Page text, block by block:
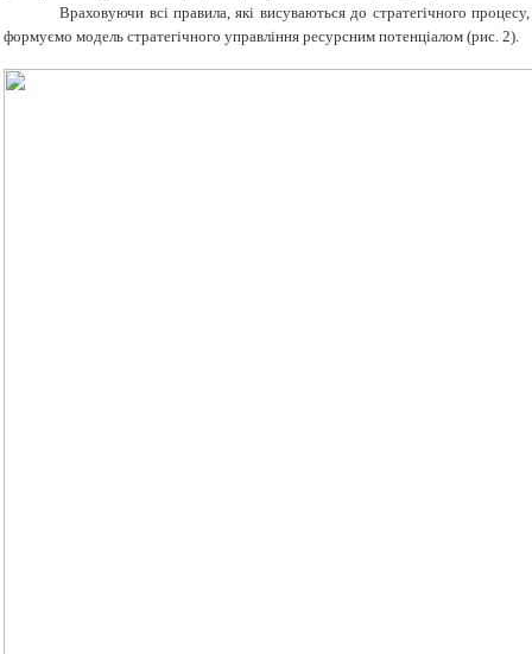
Враховуючи всі правила, які висуваються до стратегічного процесу,
формуємо модель стратегічного управління ресурсним потенціалом (рис. 2).